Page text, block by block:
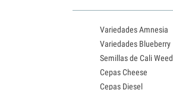
Variedades Amnesia
Variedades Blueberry
Semillas de Cali Weed
Cepas Cheese
Cepas Diesel